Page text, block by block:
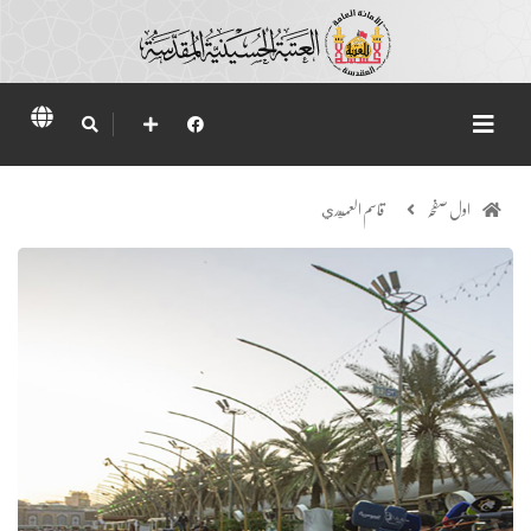
اول صفحہ قاسم العميدي